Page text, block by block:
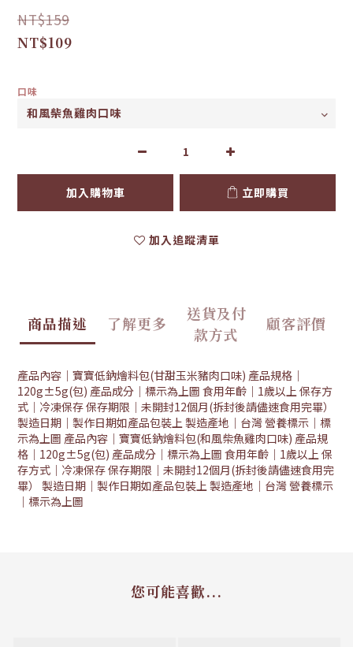
NT$159
NT$109
口味
加入購物車 立即購買
加入追蹤清單
商品描述 了解更多
送貨及付
款方式
顧客評價
產品內容｜寶寶低鈉燴料包(甘甜玉米豬肉口味) 產品規格｜
120g±5g(包) 產品成分｜標示為上圖 食用年齡｜1歲以上 保存方
式｜冷凍保存 保存期限｜未開封12個月(拆封後請儘速食用完畢）
製造日期｜製作日期如產品包裝上 製造產地｜台灣 營養標示｜標
示為上圖 產品內容｜寶寶低鈉燴料包(和風柴魚雞肉口味) 產品規
格｜120g±5g(包) 產品成分｜標示為上圖 食用年齡｜1歲以上 保
存方式｜冷凍保存 保存期限｜未開封12個月(拆封後請儘速食用完
畢） 製造日期｜製作日期如產品包裝上 製造產地｜台灣 營養標示
｜標示為上圖
您可能喜歡...